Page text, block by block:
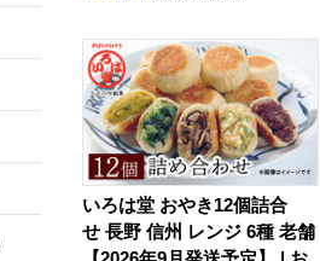
いろは堂 おやき12個詰合
せ 長野 信州 レンジ 6種 老舗